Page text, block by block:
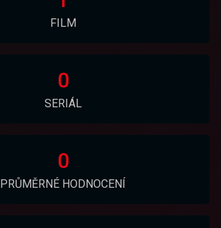
FILM
0
SERIÁL
0
PRŮMĚRNÉ HODNOCENÍ